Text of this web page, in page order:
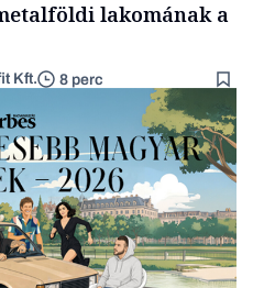
lakomának a
Kft. 8 perc